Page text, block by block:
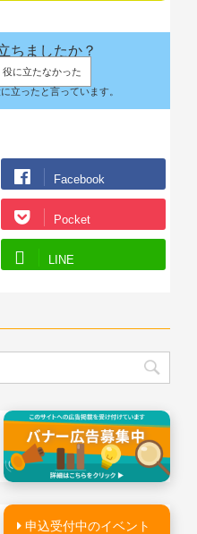
ちましたか？
役に立たなかった
立ったと言っています。
Facebook
Pocket
LINE
申込受付中のイベント